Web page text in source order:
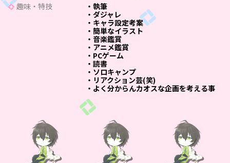
趣味・特技
・執筆
・ダジャレ
・キャラ設定考案
・簡単なイラスト
・音楽鑑賞
・アニメ鑑賞
・PCゲーム
・読書
・ソロキャンプ
・リアクション芸(笑)
・よく分からんカオスな企画を考える事